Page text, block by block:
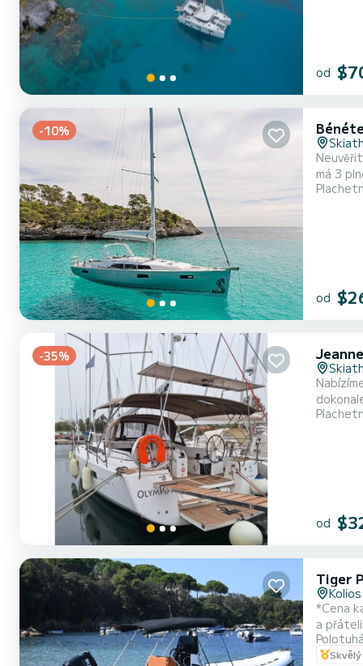
od
-10%
má 3
dovolené na vodě v okolí
od
-35%
od
Tiger
Kolios
*Cena kapitána zahrnuje
a